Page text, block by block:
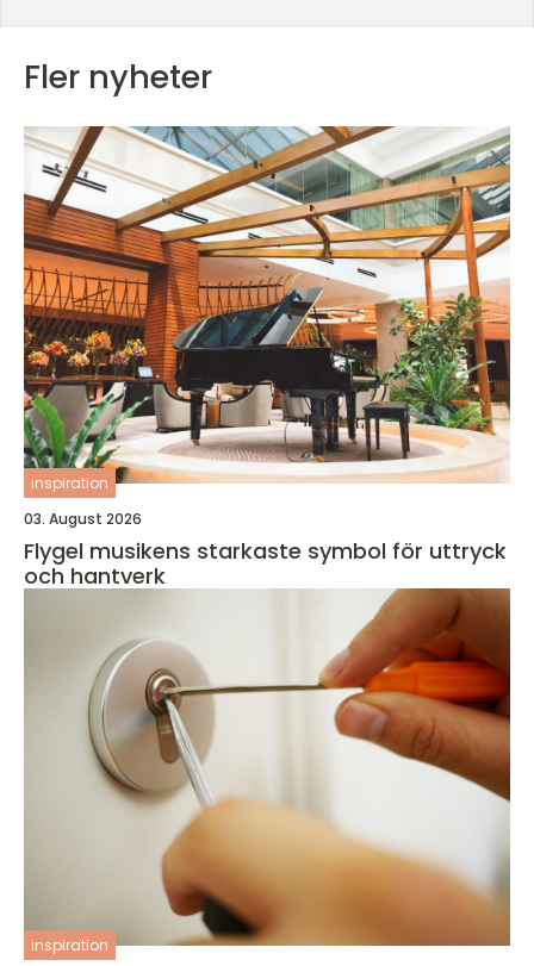
Fler nyheter
inspiration
03. August 2026
Flygel musikens starkaste symbol för uttryck
och hantverk
inspiration